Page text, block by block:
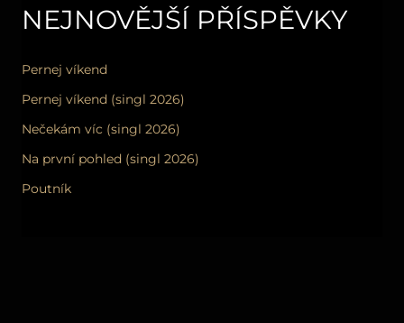
NEJNOVĚJŠÍ PŘÍSPĚVKY
Pernej víkend
Pernej víkend (singl 2026)
Nečekám víc (singl 2026)
Na první pohled (singl 2026)
Poutník